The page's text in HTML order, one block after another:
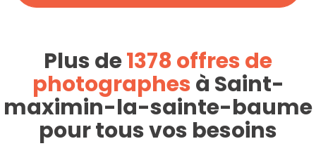
Plus de1378 offres de
photographesà Saint-
maximin-la-sainte-baume
pour tous vos besoins